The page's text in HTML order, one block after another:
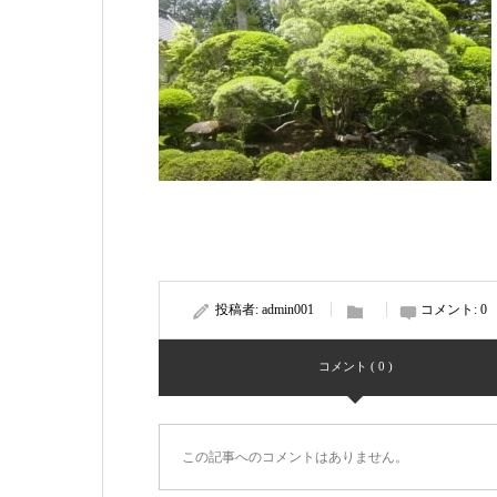
投稿者: admin001 コメント: 0
コメント ( 0 )
この記事へのコメントはありません。